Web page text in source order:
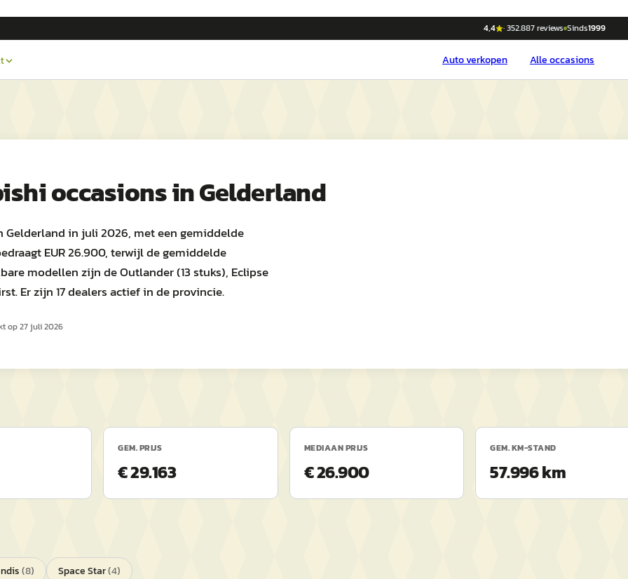
4,4 ·352.887reviews Sinds1999
Autoverkopen Alle occasions
occasions inGelderland
in juli 2026, met een gemiddelde
EUR 26.900, terwijl de gemiddelde
modellen zijn de Outlander (13 stuks), Eclipse
Er zijn 17 dealers actief in de provincie.
op27 juli 2026
GEM. PRIJS
€ 29.163
MEDIAAN PRIJS
€ 26.900
GEM. KM-STAND
57.996 km
(8) Space Star(4)